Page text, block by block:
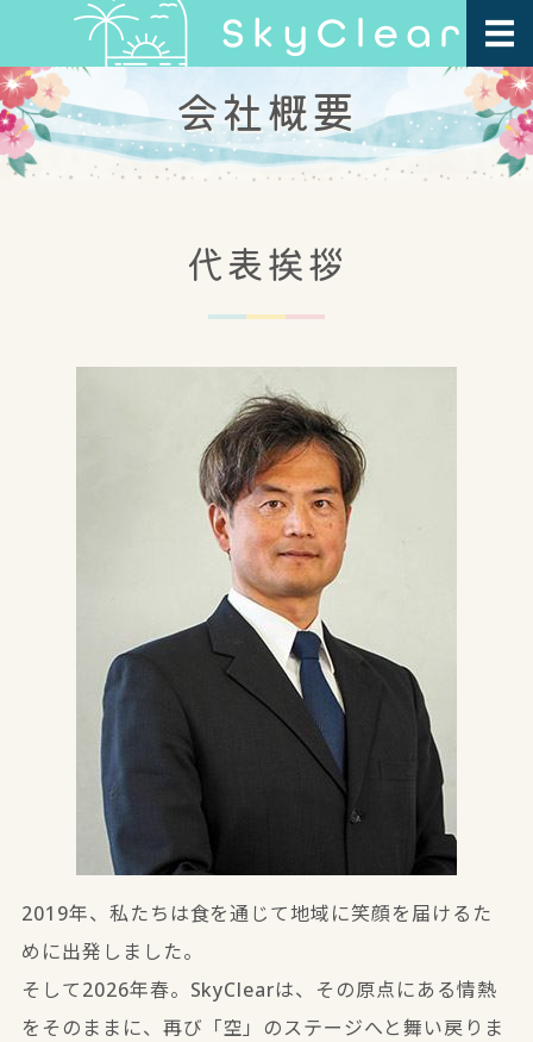
ホーム
プログラム紹介
会社概要
代表挨拶
2019年、私たちは食を通じて地域に笑顔を届けるた
めに出発しました。
そして2026年春。SkyClearは、その原点にある情熱
をそのままに、再び「空」のステージへと舞い戻りま